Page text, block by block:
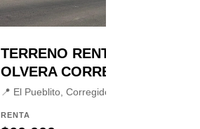
TERRENO RENTA LOS
OLVERA CORREGIDORA
📍 El Pueblito, Corregidora
RENTA